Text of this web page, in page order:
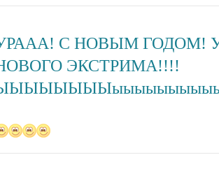
С НОВЫМ ГОДОМ!
ЭКСТРИМА!!!!